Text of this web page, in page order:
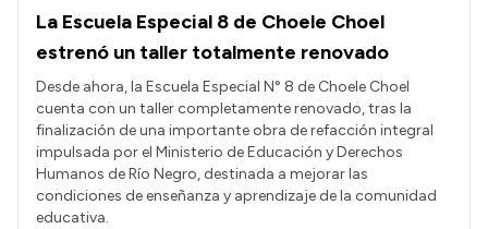
La Escuela Especial 8 de Choele Choel
estrenó un taller totalmente renovado
Desde ahora, la Escuela Especial N° 8 de Choele Choel
cuenta con un taller completamente renovado, tras la
finalización de una importante obra de refacción integral
impulsada por el Ministerio de Educación y Derechos
Humanos de Río Negro, destinada a mejorar las
condiciones de enseñanza y aprendizaje de la comunidad
educativa.